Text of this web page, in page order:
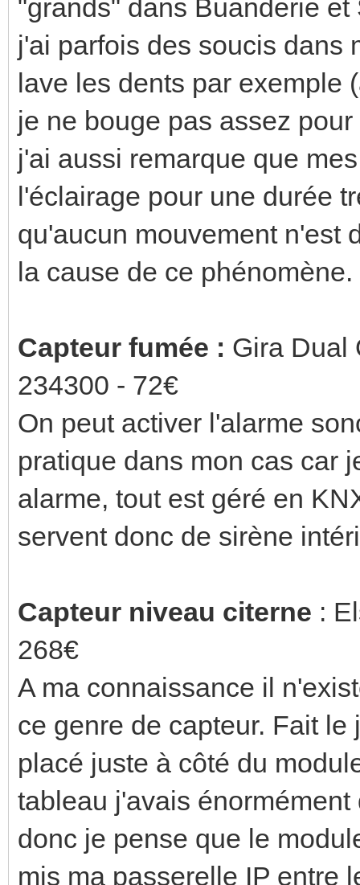
"grands" dans Buanderie
j'ai parfois des soucis dans
lave les dents par exemple
je ne bouge pas assez
j'ai aussi remarque que
l'éclairage pour une durée
qu'aucun mouvement n'est
la cause de ce phénomène.
Capteur fumée : Gira Dual
234300 - 72€
On peut activer l'alarme
pratique dans mon cas car
alarme, tout est géré en
servent donc de sirène
Capteur niveau citerne :
268€
A ma connaissance il
ce genre de capteur. Fait
placé juste à côté du
tableau j'avais
donc je pense que le
mis ma passerelle IP entre